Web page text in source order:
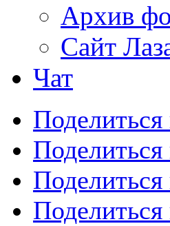
Архив
Сайт
Чат